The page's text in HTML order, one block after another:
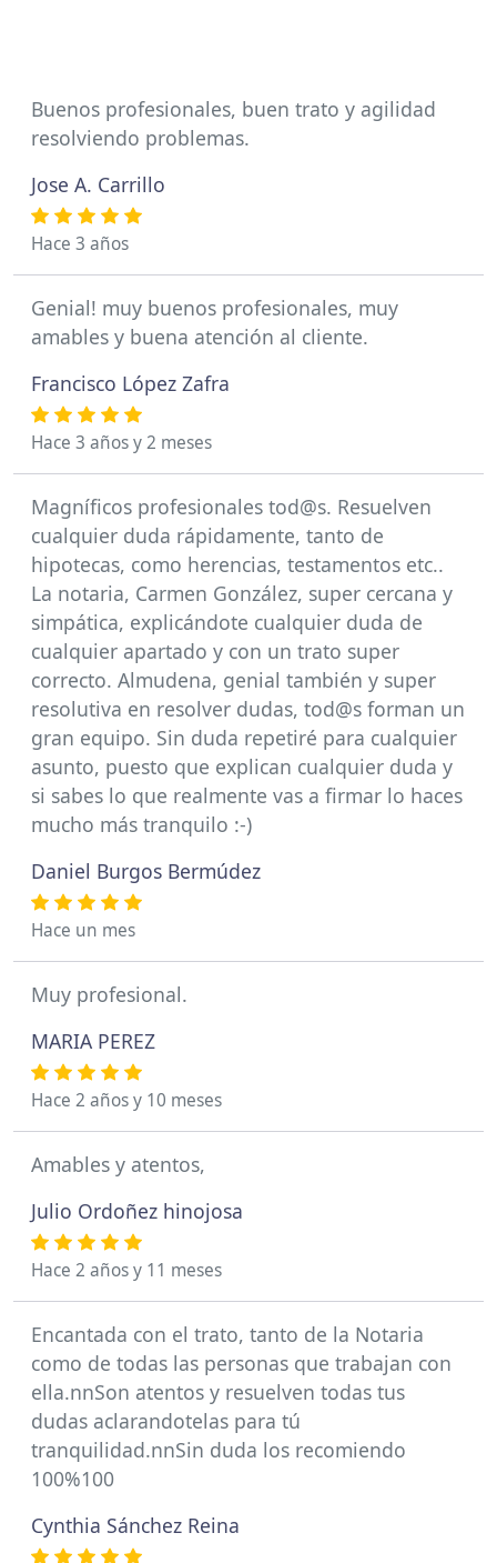
Buenos profesionales, buen trato y agilidad
resolviendo problemas.
Jose A. Carrillo
Hace 3 años
Genial! muy buenos profesionales, muy
amables y buena atención al cliente.
Francisco López Zafra
Hace 3 años y 2 meses
Magníficos profesionales tod@s. Resuelven
cualquier duda rápidamente, tanto de
hipotecas, como herencias, testamentos etc..
La notaria, Carmen González, super cercana y
simpática, explicándote cualquier duda de
cualquier apartado y con un trato super
correcto. Almudena, genial también y super
resolutiva en resolver dudas, tod@s forman un
gran equipo. Sin duda repetiré para cualquier
asunto, puesto que explican cualquier duda y
si sabes lo que realmente vas a firmar lo haces
mucho más tranquilo :-)
Daniel Burgos Bermúdez
Hace un mes
Muy profesional.
MARIA PEREZ
Hace 2 años y 10 meses
Amables y atentos,
Julio Ordoñez hinojosa
Hace 2 años y 11 meses
Encantada con el trato, tanto de la Notaria
como de todas las personas que trabajan con
ella.nnSon atentos y resuelven todas tus
dudas aclarandotelas para tú
tranquilidad.nnSin duda los recomiendo
100%100
Cynthia Sánchez Reina